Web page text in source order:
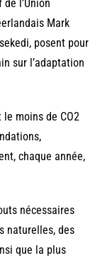
l’Union
Mark
posent pour
sur l’adaptation
moins de CO2
chaque année,
nécessaires
naturelles, des
que la plus